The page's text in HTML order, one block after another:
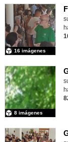
16 imágenes
8 imágenes